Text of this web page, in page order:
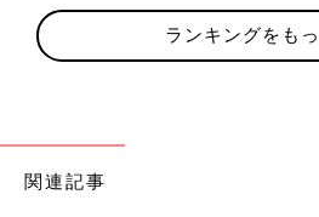
ランキングをも
関連記事